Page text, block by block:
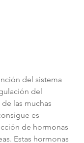
del sistema
del
las muchas
es
de hormonas
Estas hormonas